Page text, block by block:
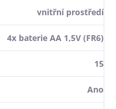
vnitřní prostředí
4x baterie AA 1,5V (FR6)
15
Ano